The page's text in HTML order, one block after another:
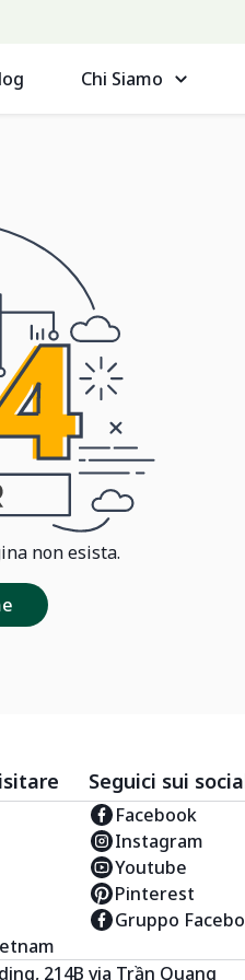
Chi Siamo
non esista.
Seguici sui
Facebook
Instagram
Youtube
Pinterest
Gruppo
214B via Trần Quang